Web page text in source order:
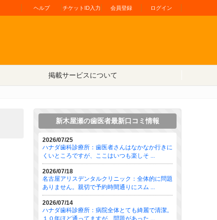
ヘルプ チケットID入力 会員登録 ログイン
掲載サービスについて
新木屋瀬の歯医者最新口コミ情報
2026/07/25
ハナダ歯科診療所：歯医者さんはなかなか行きに
くいところですが、ここはいつも楽しそ ...
2026/07/18
名古屋アリスデンタルクリニック：全体的に問題
ありません。親切で予約時間通りにスム ...
2026/07/14
ハナダ歯科診療所：病院全体とても綺麗で清潔。